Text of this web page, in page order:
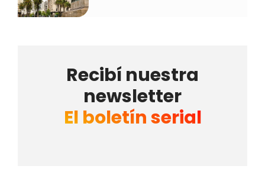
Recibí nuestra
newsletter
El boletín serial